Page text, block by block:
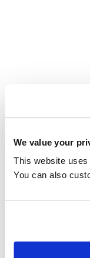
We value your
This website
You can also